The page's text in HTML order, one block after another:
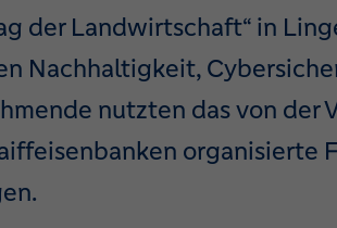
der Landwirtschaft“ in
Nachhaltigkeit,
nutzten das von der
organisierte